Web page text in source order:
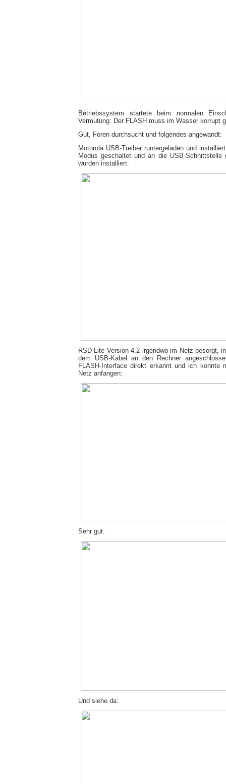
Betriebssystem startete beim normalen
Vermutung: Der FLASH muss im Wasser korrupt
Gut, Foren durchsucht und folgendes angewandt:
Motorola USB-Treiber runtergeladen und
Modus geschaltet und an die USB-Schnittstelle
wurden installiert.
RSD Lite Version 4.2 irgendwo im Netz besorgt,
dem USB-Kabel an den Rechner
FLASH-Interface direkt erkannt und ich konnte
Netz anfangen:
Sehr gut:
Und siehe da: